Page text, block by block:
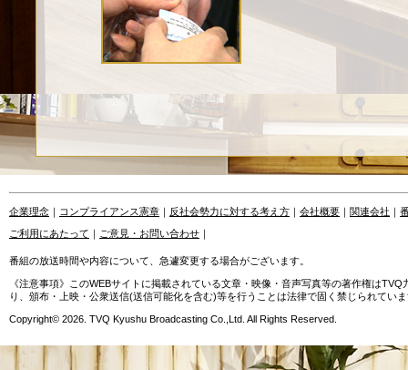
企業理念 ｜ コンプライアンス憲章 ｜ 反社会勢力に対する考え方 ｜ 会社概要 ｜ 関連会社 ｜
ご利用にあたって ｜ ご意見・お問い合わせ ｜
番組の放送時間や内容について、急遽変更する場合がございます。
《注意事項》このWEBサイトに掲載されている文章・映像・音声写真等の著作権は
り、頒布・上映・公衆送信(送信可能化を含む)等を行うことは法律で固く禁じられてい
Copyright© 2026. TVQ Kyushu Broadcasting Co.,Ltd. All Rights Reserved.